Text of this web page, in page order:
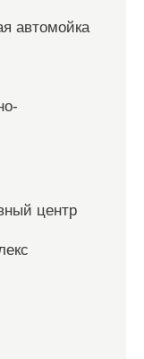
автомойка
центр